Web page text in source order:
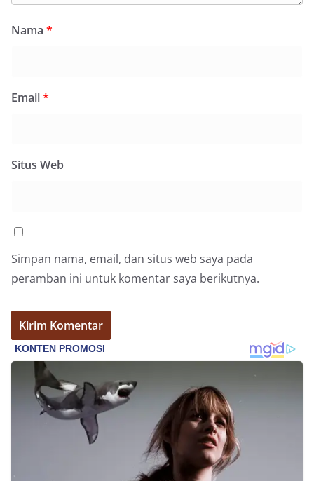
Nama *
Email*
Situs Web
Simpan nama, email, dan situs web saya pada
peramban ini untuk komentar saya berikutnya.